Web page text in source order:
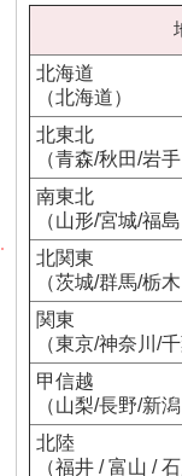
北海道
（北海道）
北東北
（青森/秋田/岩手
南東北
（山形/宮城/福島
北関東
（茨城/群馬/栃木
関東
（東京/神奈川/
甲信越
（山梨/長野/新潟
北陸
（福井 / 富山 / 石